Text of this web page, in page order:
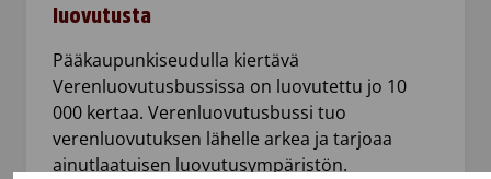
luovutusta
Pääkaupunkiseudulla kiertävä
Verenluovutusbussissa on luovutettu jo 10
000 kertaa. Verenluovutusbussi tuo
verenluovutuksen lähelle arkea ja tarjoaa
ainutlaatuisen luovutusympäristön.